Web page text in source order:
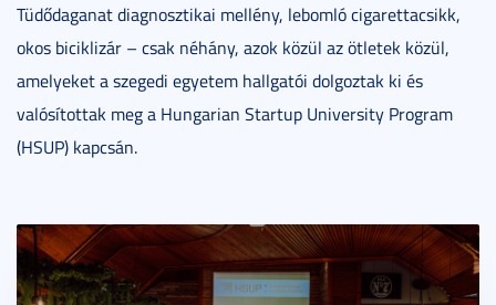
Tüdődaganat diagnosztikai mellény, lebomló cigarettacsikk,
okos biciklizár – csak néhány, azok közül az ötletek közül,
amelyeket a szegedi egyetem hallgatói dolgoztak ki és
valósítottak meg a Hungarian Startup University Program
(HSUP) kapcsán.